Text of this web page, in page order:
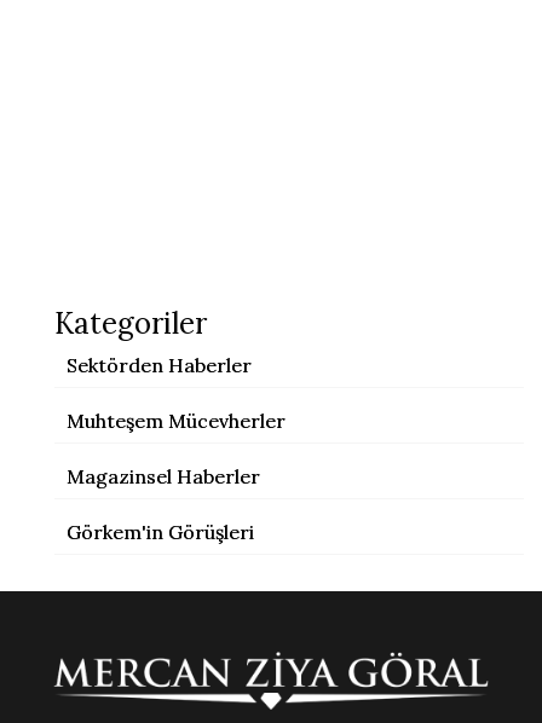
Kategoriler
Sektörden Haberler
Muhteşem Mücevherler
Magazinsel Haberler
Görkem'in Görüşleri